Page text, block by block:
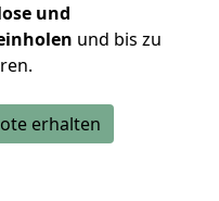
und
und bis zu
erhalten